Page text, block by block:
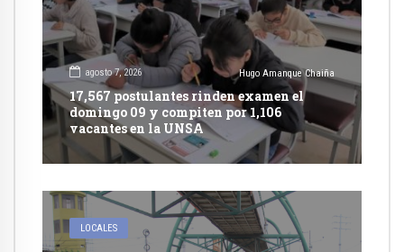
agosto 7, 2026 Hugo Amanque Chaiña
17,567 postulantes rinden examen el
domingo 09 y compiten por 1,106
vacantes en la UNSA
LOCALES